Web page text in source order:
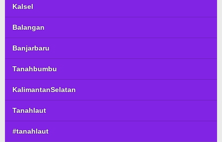
Kalsel
Balangan
Banjarbaru
Tanahbumbu
KalimantanSelatan
Tanahlaut
#tanahlaut